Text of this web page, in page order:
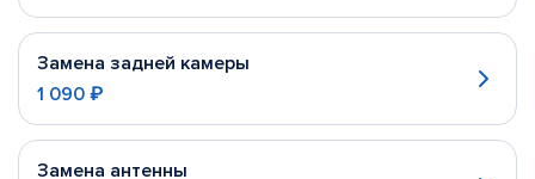
Замена задней камеры
1 090 ₽
Замена антенны